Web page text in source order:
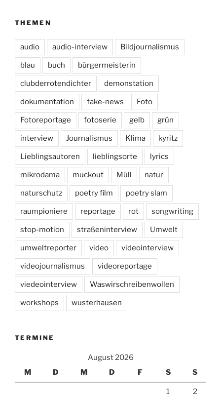
THEMEN
audio audio-interview Bildjournalismus
blau buch bürgermeisterin
clubderrotendichter demonstation
dokumentation fake-news Foto
Fotoreportage fotoserie gelb grün
interview Journalismus Klima kyritz
Lieblingsautoren lieblingsorte lyrics
mikrodama muckout Müll natur
naturschutz poetry film poetry slam
raumpioniere reportage rot songwriting
stop-motion straßeninterview Umwelt
umweltreporter video videointerview
videojournalismus videoreportage
viedeointerview Waswirschreibenwollen
workshops wusterhausen
TERMINE
August 2026
M
D M D F S S
1 2